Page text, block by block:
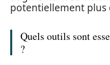
potentiellement plus
Quels outils sont
?